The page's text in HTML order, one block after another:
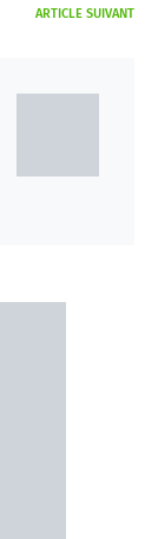
ARTICLE SUIVANT